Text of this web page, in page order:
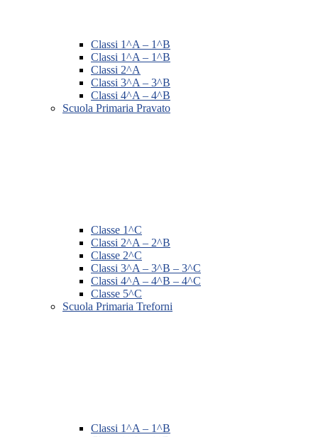
Classi 1^A – 1^B
Classi 1^A – 1^B
Classi 2^A
Classi 3^A – 3^B
Classi 4^A – 4^B
Scuola Primaria Pravato
Classe 1^C
Classi 2^A – 2^B
Classe 2^C
Classi 3^A – 3^B – 3^C
Classi 4^A – 4^B – 4^C
Classe 5^C
Scuola Primaria Treforni
Classi 1^A – 1^B